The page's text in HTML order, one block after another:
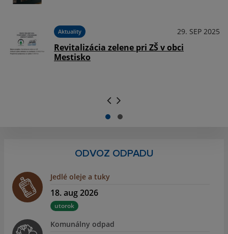
Aktuality 29. SEP 2025
Revitalizácia zelene pri ZŠ v obci
Mestisko
ODVOZ ODPADU
Jedlé oleje a tuky
18. aug 2026
utorok
Komunálny odpad